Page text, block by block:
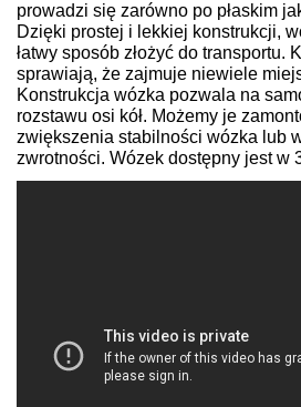
prowadzi się zarówno po płaskim
Dzięki prostej i lekkiej konstrukcji,
łatwy sposób złożyć do transportu.
sprawiają, że zajmuje niewiele
Konstrukcja wózka pozwala na
rozstawu osi kół. Możemy je
zwiększenia stabilności wózka lub
zwrotności. Wózek dostępny jest w